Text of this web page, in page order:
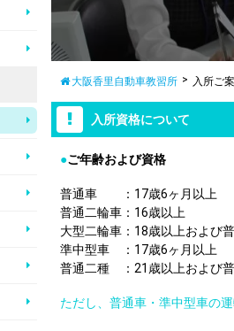
大阪香里自動車教習所 入所ご
入所資格について
●ご年齢および資格
普通車 ：17歳6ヶ月以上
普通二輪車：16歳以上
大型二輪車：18歳以上および
準中型車 ：17歳6ヶ月以上
普通二種 ：21歳以上および
ただし、普通車・準中型車の